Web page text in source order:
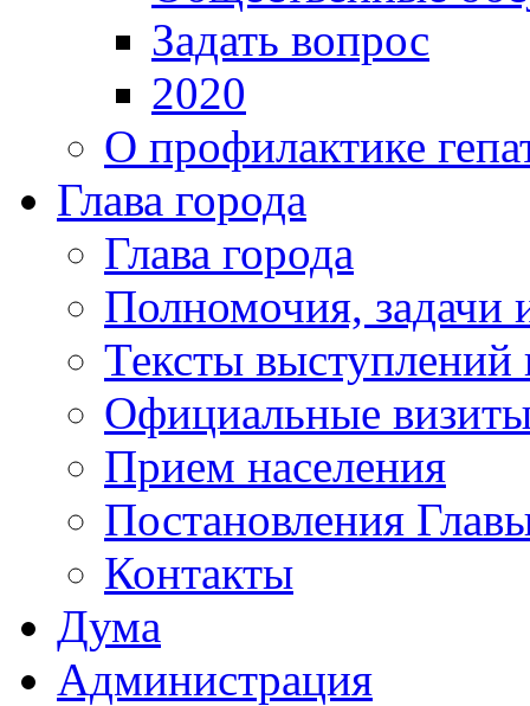
Задать вопрос
2020
О профилактике
Глава города
Глава города
Полномочия, задачи
Тексты выступлений
Официальные
Прием населения
Постановления
Контакты
Дума
Администрация